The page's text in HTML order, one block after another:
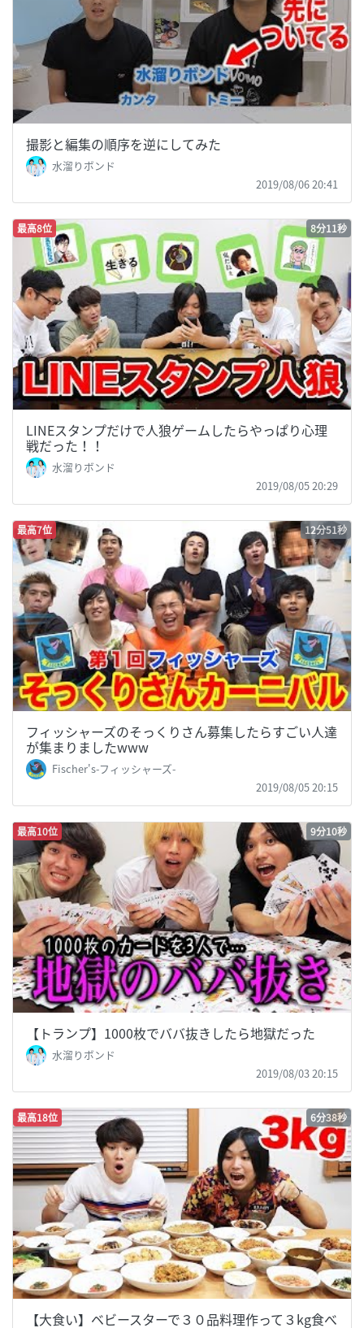
撮影と編集の順序を逆にしてみた
水溜りボンド
2019/08/06 20:41
最高8位 8分11秒
LINEスタンプだけで人狼ゲームしたらやっぱり心理
戦だった！！
水溜りボンド
2019/08/05 20:29
最高7位 12分51秒
フィッシャーズのそっくりさん募集したらすごい人達
が集まりましたwww
Fischer's-フィッシャーズ-
2019/08/05 20:15
最高10位 9分10秒
【トランプ】1000枚でババ抜きしたら地獄だった
水溜りボンド
2019/08/03 20:15
最高18位 6分38秒
【大食い】ベビースターで３０品料理作って３kg食べ